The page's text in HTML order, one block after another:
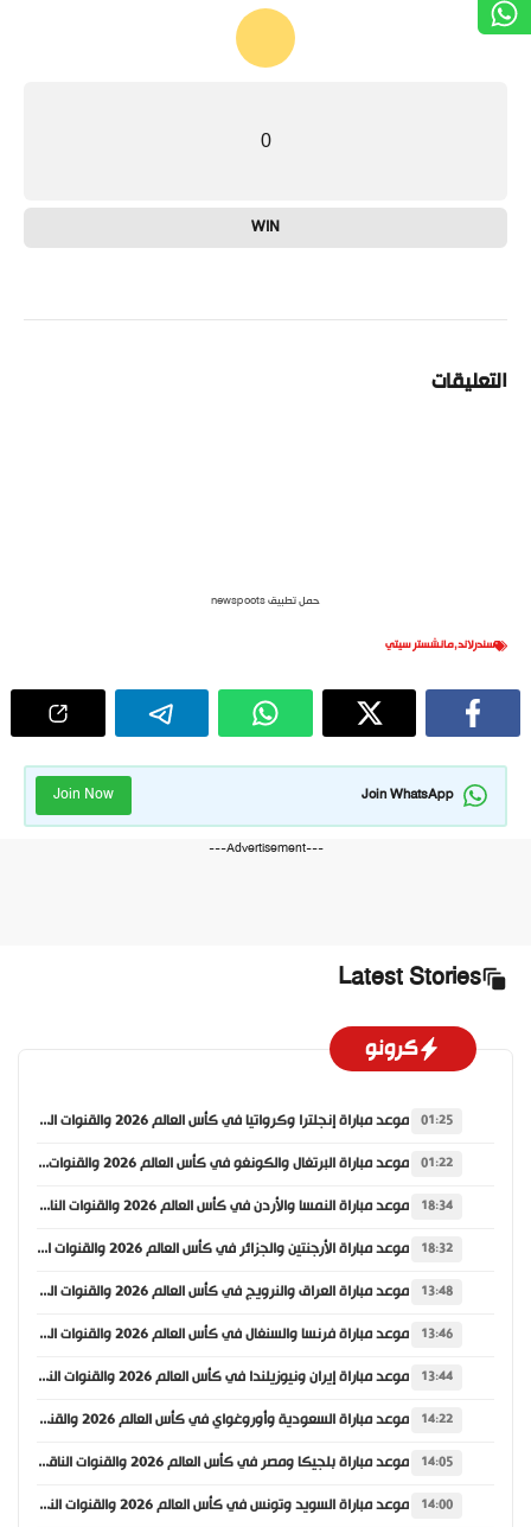
0
WIN
التعليقات
حمل تطبيق newspoots
سندرلاند,مانشستر سيتي
Join WhatsApp
Join Now
---Advertisement---
Latest Stories
كرونو
01:25 موعد مباراة إنجلترا وكرواتيا في كأس العالم 2026 والقنوات الناقلة
01:22 موعد مباراة البرتغال والكونغو في كأس العالم 2026 والقنوات الناقلة
18:34 موعد مباراة النمسا والأردن في كأس العالم 2026 والقنوات الناقلة
18:32 موعد مباراة الأرجنتين والجزائر في كأس العالم 2026 والقنوات الناقلة
13:48 موعد مباراة العراق والنرويج في كأس العالم 2026 والقنوات الناقلة
13:46 موعد مباراة فرنسا والسنغال في كأس العالم 2026 والقنوات الناقلة
13:44 موعد مباراة إيران ونيوزيلندا في كأس العالم 2026 والقنوات الناقلة
14:22 موعد مباراة السعودية وأوروغواي في كأس العالم 2026 والقنوات الناقلة
14:05 موعد مباراة بلجيكا ومصر في كأس العالم 2026 والقنوات الناقلة
14:00 موعد مباراة السويد وتونس في كأس العالم 2026 والقنوات الناقلة